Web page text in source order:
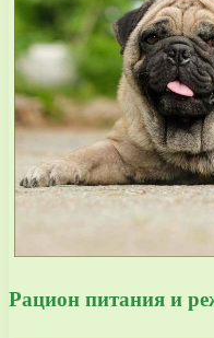
Рацион питания и